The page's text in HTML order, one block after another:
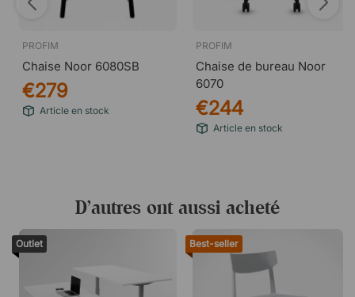
PROFIM
Chaise Noor 6080SB
€279
Article en stock
PROFIM
Chaise de bureau Noor
6070
€244
Article en stock
D’autres ont aussi acheté
Outlet Best-seller